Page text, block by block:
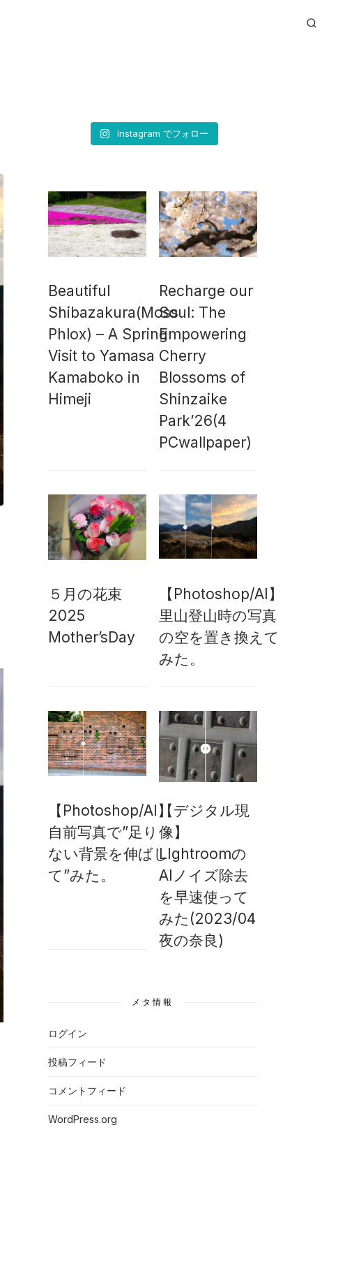
Instagram でフォロー
Beautiful
Shibazakura(Moss
Phlox) – A Spring
Visit to Yamasa
Kamaboko in
Himeji
Recharge our
Soul: The
Empowering
Cherry
Blossoms of
Shinzaike
Park’26(4
PCwallpaper)
５月の花束
2025
Mother’sDay
【Photoshop/AI】
里山登山時の写真
の空を置き換えて
みた。
【Photoshop/AI】
自前写真で”足り
ない背景を伸ばし
て”みた。
【デジタル現
像】
LIghtroomの
AIノイズ除去
を早速使って
みた(2023/04
夜の奈良)
メタ情報
ログイン
投稿フィード
コメントフィード
WordPress.org